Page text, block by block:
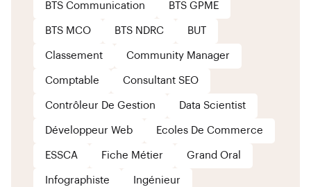
BTS Communication BTS GPME
BTS MCO BTS NDRC BUT
Classement Community Manager
Comptable Consultant SEO
Contrôleur De Gestion Data Scientist
Développeur Web Ecoles De Commerce
ESSCA Fiche Métier Grand Oral
Infographiste Ingénieur